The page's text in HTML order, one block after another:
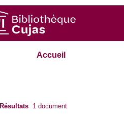
Accueil
Résultats 1 document